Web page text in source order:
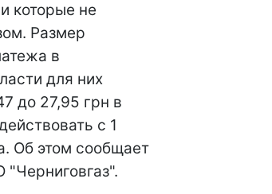
которые не
Размер
в
для них
до 27,95 грн в
с 1
Об этом сообщает